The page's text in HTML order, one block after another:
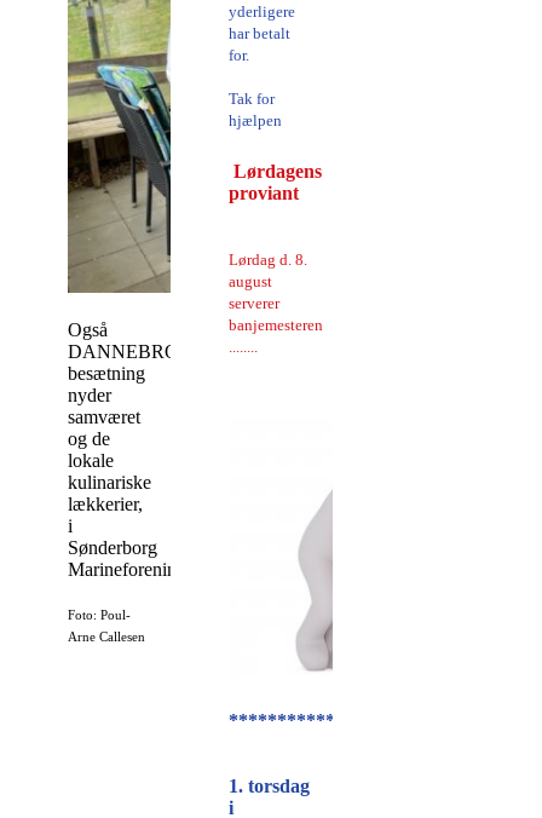
Også
DANNEBROG,s
besætning
nyder
samværet
og de
lokale
kulinariske
lækkerier,
i
Sønderborg
Marineforening.
Foto: Poul-
Arne Callesen
yderligere
har betalt
for.
Tak for
hjælpen
Lørdagens
proviant
Lørdag d. 8.
august
serverer
banjemesteren
........
1. torsdag
i